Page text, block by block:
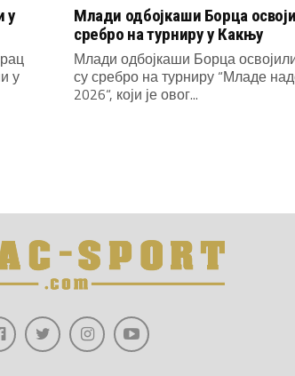
у
у
Млади одбојкаши Борца
сребро на турниру у Какњу
Млади одбојкаши Борца
су сребро на турниру “Младе
2026“, који је овог...